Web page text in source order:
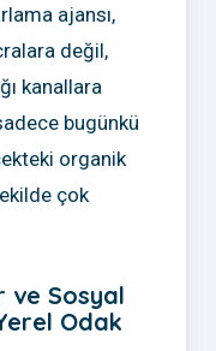
ajansı,
değil,
kanallara
bugünkü
organik
çok
ve Sosyal
Odak